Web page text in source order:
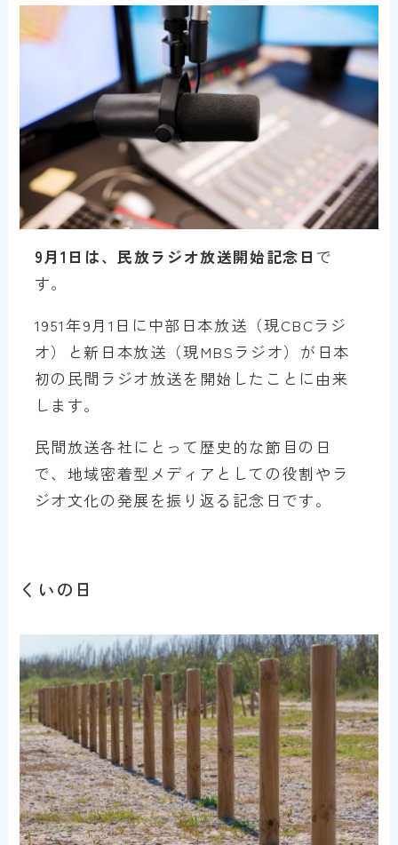
9月1日は、民放ラジオ放送開始記念日 で
す。
1951年9月1日に中部日本放送（現CBCラジ
オ）と新日本放送（現MBSラジオ）が日本
初の民間ラジオ放送を開始したことに由来
します。
民間放送各社にとって歴史的な節目の日
で、地域密着型メディアとしての役割やラ
ジオ文化の発展を振り返る記念日です。
くいの日